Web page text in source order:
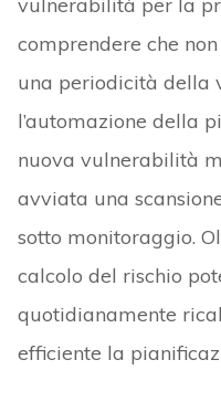
comprendere che
una periodicità della
l’automazione della
nuova vulnerabilità
avviata una
sotto monitoraggio.
calcolo del rischio
quotidianamente
efficiente la